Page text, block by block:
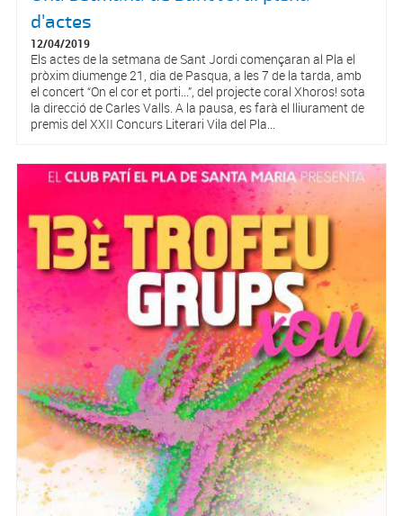
d'actes
12/04/2019
Els actes de la setmana de Sant Jordi començaran al Pla el
pròxim diumenge 21, dia de Pasqua, a les 7 de la tarda, amb
el concert “On el cor et porti...”, del projecte coral Xhoros! sota
la direcció de Carles Valls. A la pausa, es farà el lliurament de
premis del XXII Concurs Literari Vila del Pla...